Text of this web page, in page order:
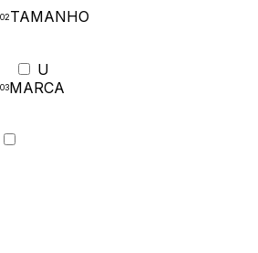
TAMANHO
U
MARCA